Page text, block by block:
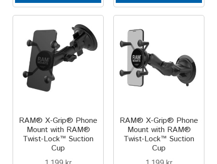
RAM® X-Grip® Phone
Mount with RAM®
Twist-Lock™ Suction
Cup
RAM® X-Grip® Phone
Mount with RAM®
Twist-Lock™ Suction
Cup